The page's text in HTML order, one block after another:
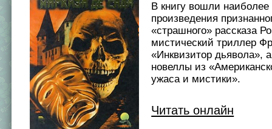
В книгу вошли
произведения
«страшного» рассказа
мистический триллер
«Инквизитор дьявола»,
новеллы из
ужаса и мистики».
Читать онлайн